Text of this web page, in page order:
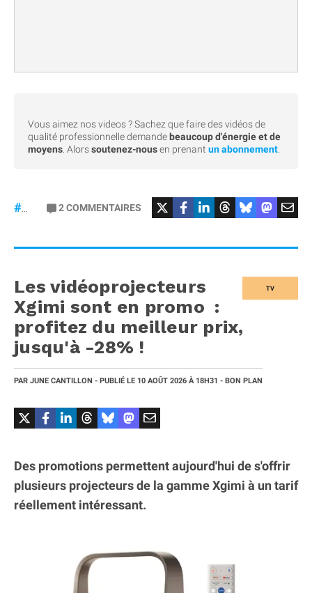
Vous aimez nos videos ? Sachez que faire des vidéos de
qualité professionnelle demande beaucoup d'énergie et de
moyens. Alorssoutenez-nousen prenant un abonnement.
#27 #Bêta
2COMMENTAIRES
TV
Les vidéoprojecteurs
Xgimi sont en promo :
profitez du meilleur prix,
jusqu'à -28% !
PAR JUNE CANTILLON - PUBLIÉ LE 10 AOÛT 2026 À 18H31 - BON PLAN
Des promotions permettent aujourd'hui de s'offrir
plusieurs projecteurs de la gamme Xgimi à un tarif
réellement intéressant.